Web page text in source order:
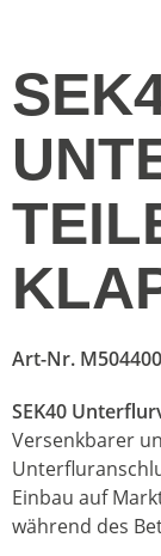
Art-Nr.
SEK40
Versenkbarer
Einbau auf
während des